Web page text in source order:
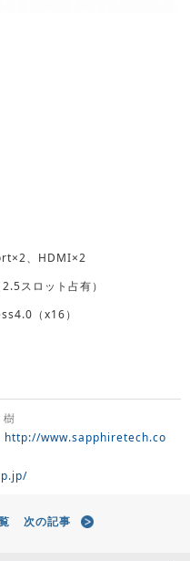
、HDMI×2
スロット占有）
（x16）
樹
http://www.sapphiretech.co
次の記事